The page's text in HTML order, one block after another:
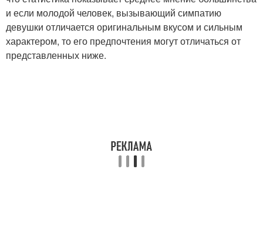
и если молодой человек, вызывающий симпатию
девушки отличается оригинальным вкусом и сильным
характером, то его предпочтения могут отличаться от
представленных ниже.